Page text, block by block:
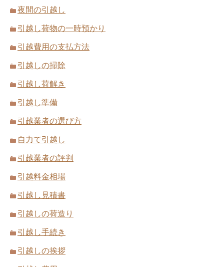
拶マナー
引越し後の挨拶マナー！挨拶の時期と方
リットとデメリットを確認しよう
引っ越し業者では短期間なら荷物を預か
夜間の引越し
引越し荷物の一時預かり
引越費用の支払方法
引越しの掃除
引越し荷解き
引越し準備
引越業者の選び方
自力て引越し
引越業者の評判
引越料金相場
引越し見積書
引越しの荷造り
引越し手続き
引越しの挨拶